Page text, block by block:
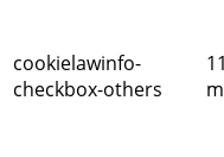
cookielawinfo-
checkbox-others
11